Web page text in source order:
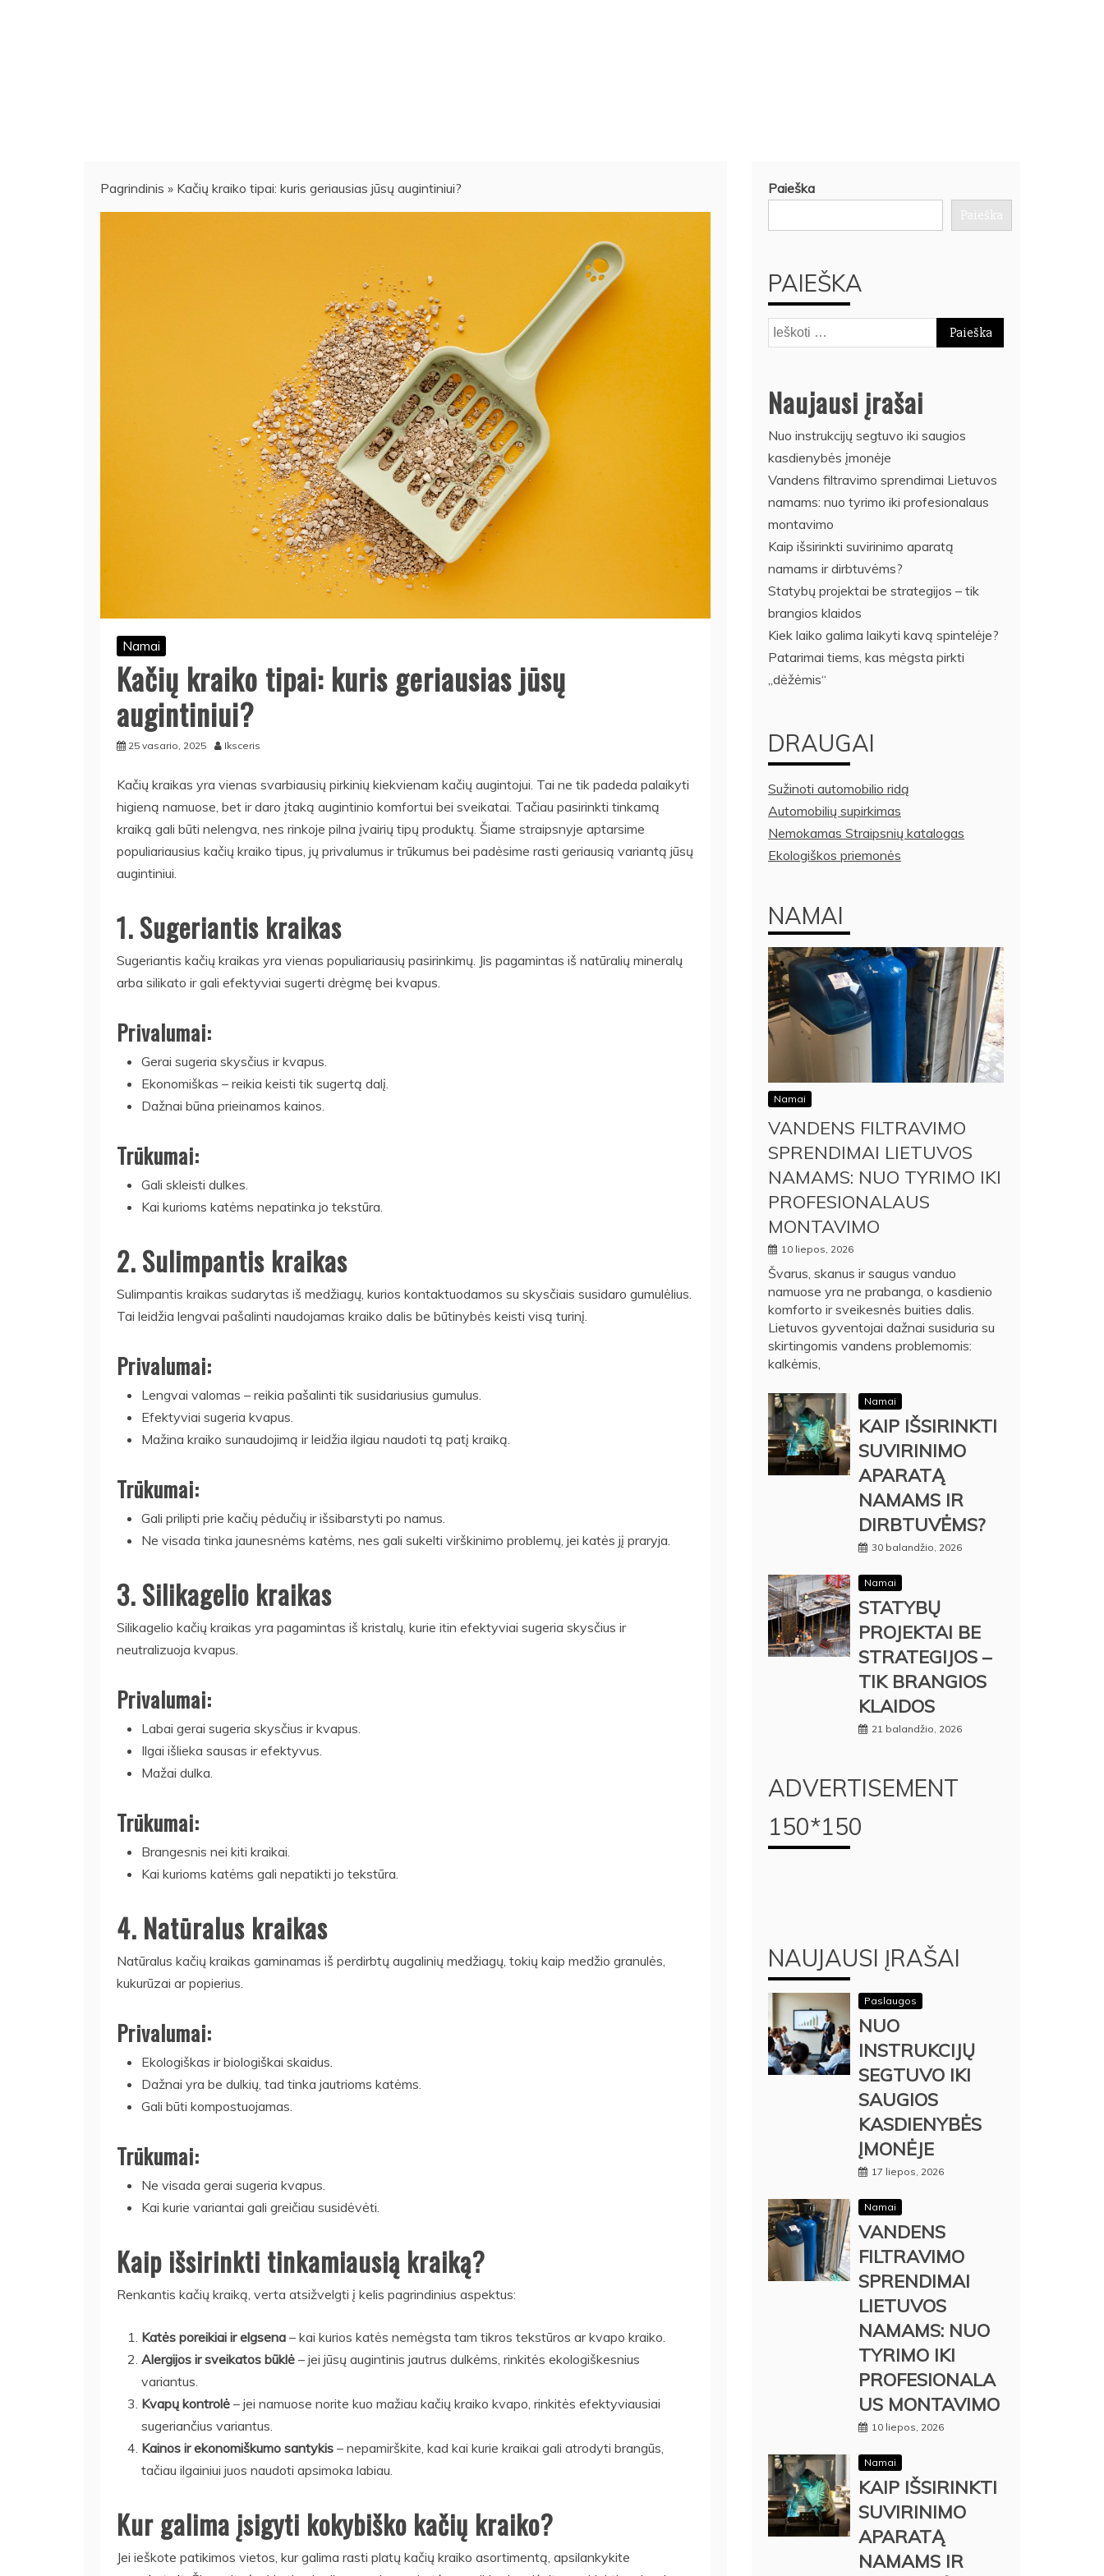
Pagrindinis » Kačių kraiko tipai: kuris geriausias jūsų augintiniui?
Namai
Kačių kraiko tipai: kuris geriausias jūsų
augintiniui?
25 vasario, 2025 Iksceris
Kačių kraikas yra vienas svarbiausių pirkinių kiekvienam kačių augintojui. Tai ne tik padeda palaikyti
higieną namuose, bet ir daro įtaką augintinio komfortui bei sveikatai. Tačiau pasirinkti tinkamą
kraiką gali būti nelengva, nes rinkoje pilna įvairių tipų produktų. Šiame straipsnyje aptarsime
populiariausius kačių kraiko tipus, jų privalumus ir trūkumus bei padėsime rasti geriausią variantą jūsų
augintiniui.
1. Sugeriantis kraikas
Sugeriantis kačių kraikas yra vienas populiariausių pasirinkimų. Jis pagamintas iš natūralių mineralų
arba silikato ir gali efektyviai sugerti drėgmę bei kvapus.
Privalumai:
Gerai sugeria skysčius ir kvapus.
Ekonomiškas – reikia keisti tik sugertą dalį.
Dažnai būna prieinamos kainos.
Trūkumai:
Gali skleisti dulkes.
Kai kurioms katėms nepatinka jo tekstūra.
2. Sulimpantis kraikas
Sulimpantis kraikas sudarytas iš medžiagų, kurios kontaktuodamos su skysčiais susidaro gumulėlius.
Tai leidžia lengvai pašalinti naudojamas kraiko dalis be būtinybės keisti visą turinį.
Privalumai:
Lengvai valomas – reikia pašalinti tik susidariusius gumulus.
Efektyviai sugeria kvapus.
Mažina kraiko sunaudojimą ir leidžia ilgiau naudoti tą patį kraiką.
Trūkumai:
Gali prilipti prie kačių pėdučių ir išsibarstyti po namus.
Ne visada tinka jaunesnėms katėms, nes gali sukelti virškinimo problemų, jei katės jį praryja.
3. Silikagelio kraikas
Silikagelio kačių kraikas yra pagamintas iš kristalų, kurie itin efektyviai sugeria skysčius ir
neutralizuoja kvapus.
Privalumai:
Labai gerai sugeria skysčius ir kvapus.
Ilgai išlieka sausas ir efektyvus.
Mažai dulka.
Trūkumai:
Brangesnis nei kiti kraikai.
Kai kurioms katėms gali nepatikti jo tekstūra.
4. Natūralus kraikas
Natūralus kačių kraikas gaminamas iš perdirbtų augalinių medžiagų, tokių kaip medžio granulės,
kukurūzai ar popierius.
Privalumai:
Ekologiškas ir biologiškai skaidus.
Dažnai yra be dulkių, tad tinka jautrioms katėms.
Gali būti kompostuojamas.
Trūkumai:
Ne visada gerai sugeria kvapus.
Kai kurie variantai gali greičiau susidėvėti.
Kaip išsirinkti tinkamiausią kraiką?
Renkantis kačių kraiką, verta atsižvelgti į kelis pagrindinius aspektus:
Katės poreikiai ir elgsena – kai kurios katės nemėgsta tam tikros tekstūros ar kvapo kraiko.
Alergijos ir sveikatos būklė – jei jūsų augintinis jautrus dulkėms, rinkitės ekologiškesnius
variantus.
Kvapų kontrolė – jei namuose norite kuo mažiau kačių kraiko kvapo, rinkitės efektyviausiai
sugeriančius variantus.
Kainos ir ekonomiškumo santykis – nepamirškite, kad kai kurie kraikai gali atrodyti brangūs,
tačiau ilgainiui juos naudoti apsimoka labiau.
Kur galima įsigyti kokybiško kačių kraiko?
Jei ieškote patikimos vietos, kur galima rasti platų kačių kraiko asortimentą, apsilankykite
Paieška
Paieška
PAIEŠKA
Ieškoti:
Naujausi įrašai
Nuo instrukcijų segtuvo iki saugios
kasdienybės įmonėje
Vandens filtravimo sprendimai Lietuvos
namams: nuo tyrimo iki profesionalaus
montavimo
Kaip išsirinkti suvirinimo aparatą
namams ir dirbtuvėms?
Statybų projektai be strategijos – tik
brangios klaidos
Kiek laiko galima laikyti kavą spintelėje?
Patarimai tiems, kas mėgsta pirkti
„dėžėmis“
DRAUGAI
Sužinoti automobilio ridą
Automobilių supirkimas
Nemokamas Straipsnių katalogas
Ekologiškos priemonės
NAMAI
Namai
VANDENS FILTRAVIMO
SPRENDIMAI LIETUVOS
NAMAMS: NUO TYRIMO IKI
PROFESIONALAUS
MONTAVIMO
10 liepos, 2026
Švarus, skanus ir saugus vanduo
namuose yra ne prabanga, o kasdienio
komforto ir sveikesnės buities dalis.
Lietuvos gyventojai dažnai susiduria su
skirtingomis vandens problemomis:
kalkėmis,
Namai
KAIP IŠSIRINKTI
SUVIRINIMO
APARATĄ
NAMAMS IR
DIRBTUVĖMS?
30 balandžio, 2026
Namai
STATYBŲ
PROJEKTAI BE
STRATEGIJOS –
TIK BRANGIOS
KLAIDOS
21 balandžio, 2026
ADVERTISEMENT
150*150
NAUJAUSI ĮRAŠAI
Paslaugos
NUO
INSTRUKCIJŲ
SEGTUVO IKI
SAUGIOS
KASDIENYBĖS
ĮMONĖJE
17 liepos, 2026
Namai
VANDENS
FILTRAVIMO
SPRENDIMAI
LIETUVOS
NAMAMS: NUO
TYRIMO IKI
PROFESIONALA
US MONTAVIMO
10 liepos, 2026
Namai
KAIP IŠSIRINKTI
SUVIRINIMO
APARATĄ
NAMAMS IR